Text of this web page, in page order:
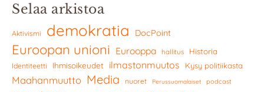
Selaa arkistoa
Aktivismi demokratia DocPoint
Euroopan unioni Eurooppa hallitus Historia
Identiteetti Ihmisoikeudet ilmastonmuutos Kysy politiikasta
Maahanmuutto Media nuoret Perussuomalaiset podcast